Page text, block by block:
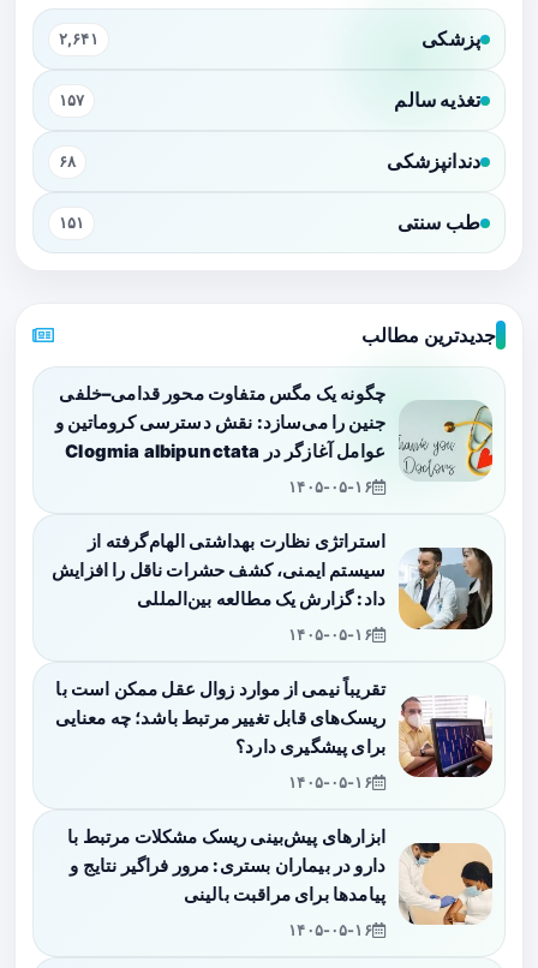
پزشکی ۲,۶۴۱
تغذیه سالم ۱۵۷
دندانپزشکی ۶۸
طب سنتی ۱۵۱
جدیدترین مطالب
چگونه یک مگس متفاوت محور قدامی–خلفی
جنین را می‌سازد: نقش دسترسی کروماتین و
عوامل آغازگر در Clogmia albipunctata
۱۴۰۵-۰۵-۱۶
استراتژی نظارت بهداشتی الهام‌گرفته از
سیستم ایمنی، کشف حشرات ناقل را افزایش
داد: گزارش یک مطالعه بین‌المللی
۱۴۰۵-۰۵-۱۶
تقریباً نیمی از موارد زوال عقل ممکن است با
ریسک‌های قابل تغییر مرتبط باشد؛ چه معنایی
برای پیشگیری دارد؟
۱۴۰۵-۰۵-۱۶
ابزارهای پیش‌بینی ریسک مشکلات مرتبط با
دارو در بیماران بستری: مرور فراگیر نتایج و
پیامدها برای مراقبت بالینی
۱۴۰۵-۰۵-۱۶